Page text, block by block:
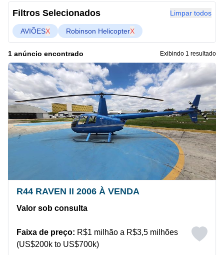
Filtros Selecionados Limpar todos
AVIÕESX Robinson HelicopterX
1 anúncio encontrado Exibindo 1 resultado
R44 RAVEN II 2006 À VENDA
Valor sob consulta
Faixa de preço: R$1 milhão a R$3,5 milhões
(US$200k to US$700k)